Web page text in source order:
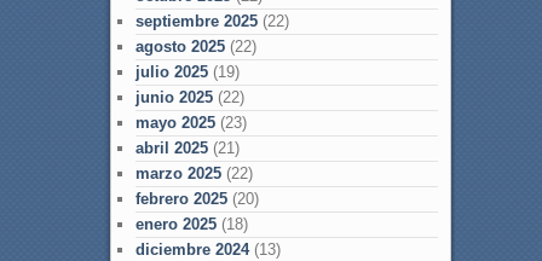
septiembre 2025(22)
agosto 2025(22)
julio 2025(19)
junio 2025(22)
mayo 2025(23)
abril 2025(21)
marzo 2025(22)
febrero 2025(20)
enero 2025(18)
diciembre 2024(13)